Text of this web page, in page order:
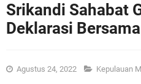
Srikandi Sahabat
Deklarasi
Agustus 24, 2022 Kepulauan